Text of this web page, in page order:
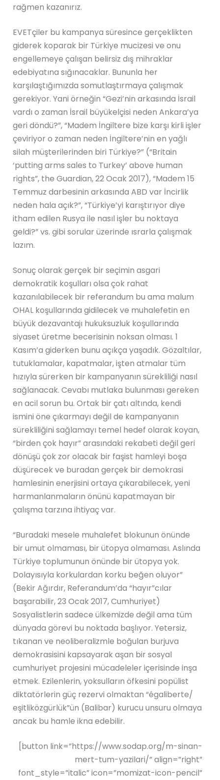
rağmen kazanırız.
EVETçiler bu kampanya süresince gerçeklikten
giderek koparak bir Türkiye mucizesi ve onu
engellemeye çalışan belirsiz dış mihraklar
edebiyatına sığınacaklar. Bununla her
karşılaştığımızda somutlaştırmaya çalışmak
gerekiyor. Yani örneğin “Gezi’nin arkasında İsrail
vardı o zaman İsrail büyükelçisi neden Ankara’ya
geri döndü?”, “Madem İngiltere bize karşı kirli işler
çeviriyor o zaman neden İngiltere’nin en yağlı
silah müşterilerinden biri Türkiye?” (“Britain
‘putting arms sales to Turkey’ above human
rights”, the Guardian, 22 Ocak 2017), “Madem 15
Temmuz darbesinin arkasında ABD var İncirlik
neden hala açık?”, “Türkiye’yi karıştırıyor diye
itham edilen Rusya ile nasıl işler bu noktaya
geldi?” vs. gibi sorular üzerinde ısrarla çalışmak
lazım.
Sonuç olarak gerçek bir seçimin asgari
demokratik koşulları olsa çok rahat
kazanılabilecek bir referandum bu ama malum
OHAL koşullarında gidilecek ve muhalefetin en
büyük dezavantajı hukuksuzluk koşullarında
siyaset üretme becerisinin noksan olması. 1
Kasım’a giderken bunu açıkça yaşadık. Gözaltılar,
tutuklamalar, kapatmalar, işten atmalar tüm
hızıyla sürerken bir kampanyanın sürekliliği nasıl
sağlanacak. Cevabı mutlaka bulunması gereken
en acil sorun bu. Ortak bir çatı altında, kendi
ismini öne çıkarmayı değil de kampanyanın
sürekliliğini sağlamayı temel hedef olarak koyan,
“birden çok hayır” arasındaki rekabeti değil geri
dönüşü çok zor olacak bir faşist hamleyi boşa
düşürecek ve buradan gerçek bir demokrasi
hamlesinin enerjisini ortaya çıkarabilecek, yeni
harmanlanmaların önünü kapatmayan bir
çalışma tarzına ihtiyaç var.
“Buradaki mesele muhalefet blokunun önünde
bir umut olmaması, bir ütopya olmaması. Aslında
Türkiye toplumunun önünde bir ütopya yok.
Dolayısıyla korkulardan korku beğen oluyor”
(Bekir Ağırdır, Referandum’da “hayır”cılar
başarabilir, 23 Ocak 2017, Cumhuriyet)
Sosyalistlerin sadece ülkemizde değil ama tüm
dünyada görevi bu noktada başlıyor. Yetersiz,
tıkanan ve neoliberalizmle boğulan burjuva
demokrasisini kapsayarak aşan bir sosyal
cumhuriyet projesini mücadeleler içerisinde inşa
etmek. Ezilenlerin, yoksulların öfkesini popülist
diktatörlerin güç rezervi olmaktan “égaliberte/
eşitliközgürlük”ün (Balibar) kurucu unsuru olmaya
ancak bu hamle ikna edebilir.
[button link=”https://www.sodap.org/m-sinan-
mert-tum-yazilari/” align=”right”
font_style=”italic” icon=”momizat-icon-pencil”